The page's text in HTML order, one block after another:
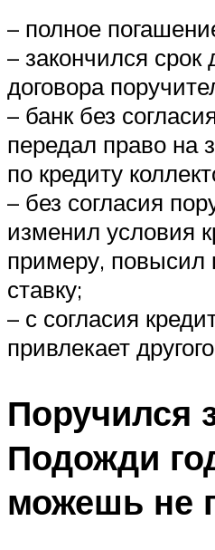
– полное
– закончился срок
договора
– банк без
передал право на
по кредиту
– без согласия
изменил условия
примеру, повысил
ставку;
– с согласия
привлекает
Поручился
Подожди
можешь не